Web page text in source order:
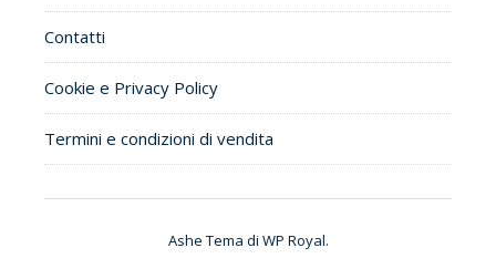
Contatti
Cookie e Privacy Policy
Termini e condizioni di vendita
Ashe Tema di WP Royal.